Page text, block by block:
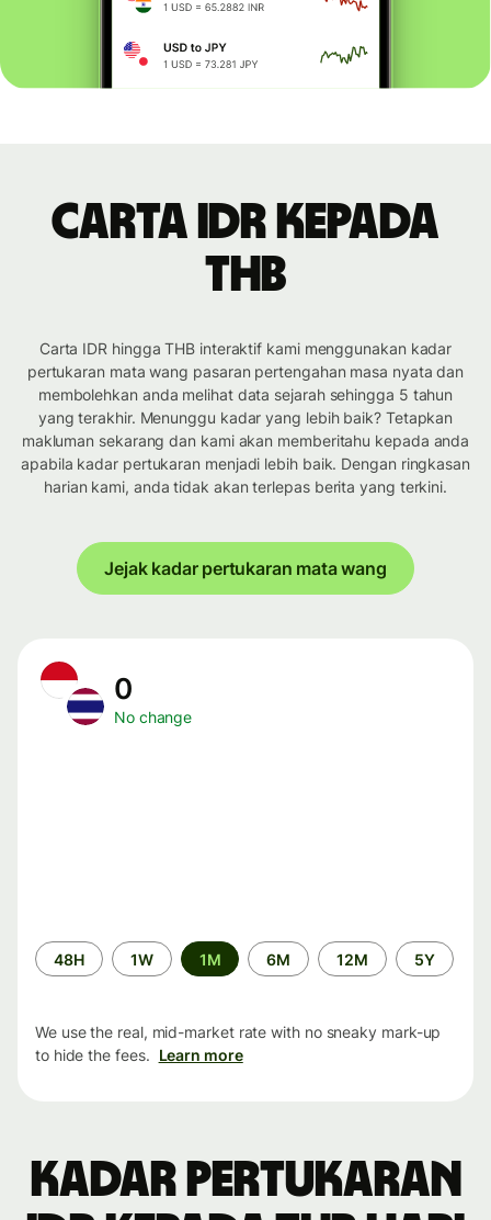
Carta IDR kepada
THB
Carta IDR hingga THB interaktif kami menggunakan kadar
pertukaran mata wang pasaran pertengahan masa nyata dan
membolehkan anda melihat data sejarah sehingga 5 tahun
yang terakhir. Menunggu kadar yang lebih baik? Tetapkan
makluman sekarang dan kami akan memberitahu kepada anda
apabila kadar pertukaran menjadi lebih baik. Dengan ringkasan
harian kami, anda tidak akan terlepas berita yang terkini.
Jejak kadar pertukaran mata wang
0
No change
Time
period
48H 1W 1M 6M 12M 5Y
We use the real, mid-market rate with no sneaky mark-up
to hide the fees. Learn more
Kadar pertukaran